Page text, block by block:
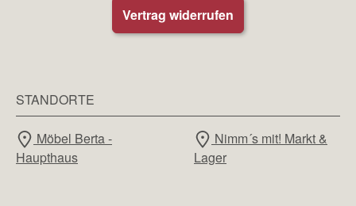
Vertrag widerrufen
STANDORTE
Möbel Berta -
Haupthaus
Nimm´s mit! Markt &
Lager